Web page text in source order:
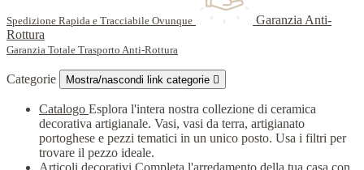
Spedizione Rapida e Tracciabile Ovunque
Garanzia Anti-
Rottura
Garanzia Totale Trasporto Anti-Rottura
Categorie Mostra/nascondi link categorie 
Catalogo Esplora l'intera nostra collezione di ceramica
decorativa artigianale. Vasi, vasi da terra, artigianato
portoghese e pezzi tematici in un unico posto. Usa i filtri per
trovare il pezzo ideale.